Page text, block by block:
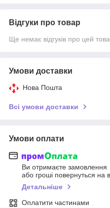
Відгуки про товар
Ще немає відгуків про цей
Умови доставки
Нова Пошта
Всі умови доставки
Умови оплати
Ви отримаєте замовлення
або гроші повернуться на
Детальніше
Оплатити частинами